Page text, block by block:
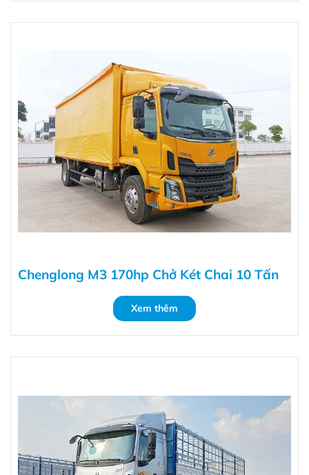
Chenglong M3 170hp Chở Két Chai 10 Tấn
Xem thêm